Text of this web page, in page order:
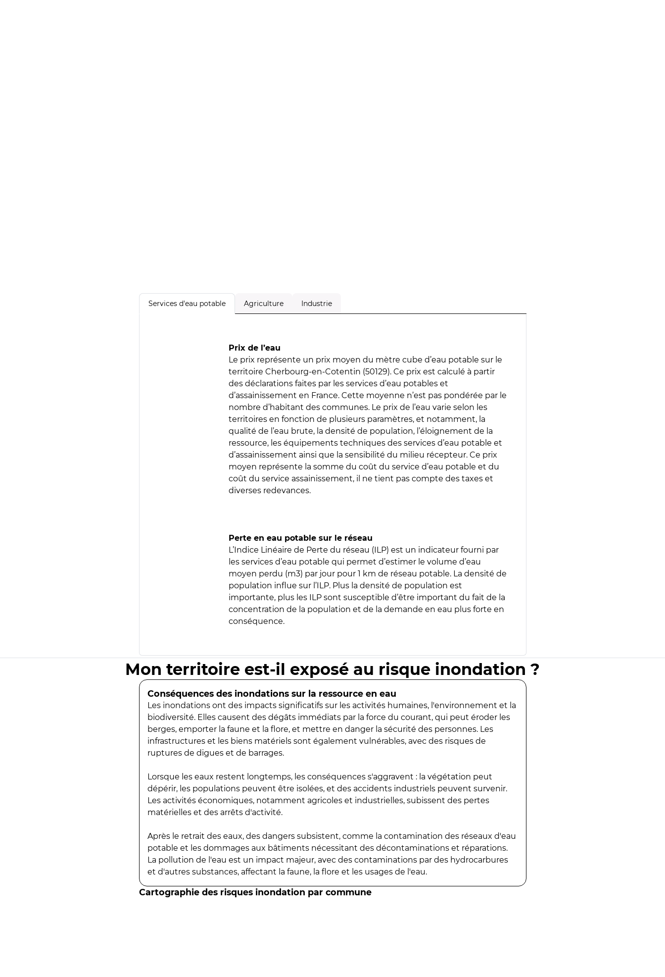
Services d'eau potable Agriculture Industrie
Prix de l’eau
Le prix représente un prix moyen du mètre cube d’eau potable sur le
territoire Cherbourg-en-Cotentin (50129). Ce prix est calculé à partir
des déclarations faites par les services d’eau potables et
d’assainissement en France. Cette moyenne n’est pas pondérée par le
nombre d’habitant des communes. Le prix de l’eau varie selon les
territoires en fonction de plusieurs paramètres, et notamment, la
qualité de l’eau brute, la densité de population, l’éloignement de la
ressource, les équipements techniques des services d’eau potable et
d’assainissement ainsi que la sensibilité du milieu récepteur. Ce prix
moyen représente la somme du coût du service d’eau potable et du
coût du service assainissement, il ne tient pas compte des taxes et
diverses redevances.
Perte en eau potable sur le réseau
L’Indice Linéaire de Perte du réseau (ILP) est un indicateur fourni par
les services d’eau potable qui permet d’estimer le volume d’eau
moyen perdu (m3) par jour pour 1 km de réseau potable. La densité de
population influe sur l’ILP. Plus la densité de population est
importante, plus les ILP sont susceptible d’être important du fait de la
concentration de la population et de la demande en eau plus forte en
conséquence.
Mon territoire est-il exposé au risque inondation ?
Conséquences des inondations sur la ressource en eau
Les inondations ont des impacts significatifs sur les activités humaines, l'environnement et la
biodiversité. Elles causent des dégâts immédiats par la force du courant, qui peut éroder les
berges, emporter la faune et la flore, et mettre en danger la sécurité des personnes. Les
infrastructures et les biens matériels sont également vulnérables, avec des risques de
ruptures de digues et de barrages.
Lorsque les eaux restent longtemps, les conséquences s'aggravent : la végétation peut
dépérir, les populations peuvent être isolées, et des accidents industriels peuvent survenir.
Les activités économiques, notamment agricoles et industrielles, subissent des pertes
matérielles et des arrêts d'activité.
Après le retrait des eaux, des dangers subsistent, comme la contamination des réseaux d'eau
potable et les dommages aux bâtiments nécessitant des décontaminations et réparations.
La pollution de l'eau est un impact majeur, avec des contaminations par des hydrocarbures
et d'autres substances, affectant la faune, la flore et les usages de l'eau.
Cartographie des risques inondation par commune